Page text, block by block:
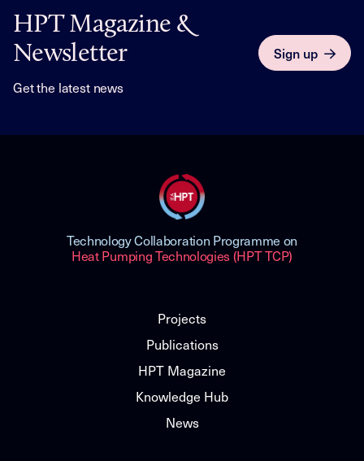
HPT Magazine &
Newsletter
Get the latest news
Sign up
Technology Collaboration Programme on
Heat Pumping Technologies (HPT TCP)
Projects
Publications
HPT Magazine
Knowledge Hub
News